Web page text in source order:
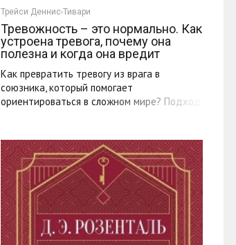
Трейси Деннис-Тивари
Тревожность – это нормально. Как
устроена тревога, почему она
полезна и когда она вредит
Как превратить тревогу из врага в
союзника, который помогает
ориентироваться в сложном мире? Подход,